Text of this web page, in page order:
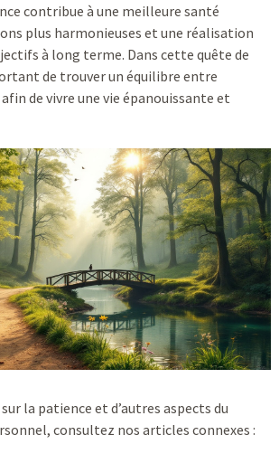
contribue à une meilleure santé
plus harmonieuses et une réalisation
à long terme. Dans cette quête de
de trouver un équilibre entre
de vivre une vie épanouissante et
la patience et d’autres aspects du
consultez nos articles connexes :